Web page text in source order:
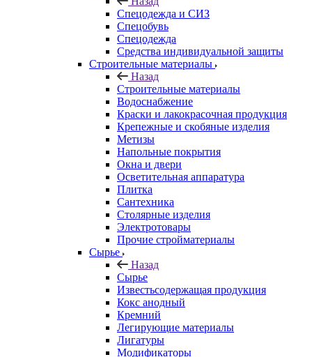
Спецодежда и СИЗ
Спецобувь
Спецодежда
Средства индивидуальной защиты
Строительные материалы
Назад
Строительные материалы
Водоснабжение
Краски и лакокрасочная продукция
Крепежные и скобяные изделия
Метизы
Напольные покрытия
Окна и двери
Осветительная аппаратура
Плитка
Сантехника
Столярные изделия
Электротовары
Прочие стройматериалы
Сырье
Назад
Сырье
Известьсодержащая продукция
Кокс анодный
Кремний
Легирующие материалы
Лигатуры
Модификаторы